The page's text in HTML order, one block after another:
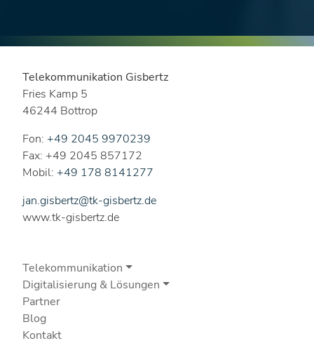
Telekommunikation Gisbertz
Fries Kamp 5
46244 Bottrop
Fon: +49 2045 9970239
Fax: +49 2045 857172
Mobil: +49 178 8141277
jan.gisbertz@tk-gisbertz.de
www.tk-gisbertz.de
Telekommunikation
Digitalisierung & Lösungen
Partner
Blog
Kontakt